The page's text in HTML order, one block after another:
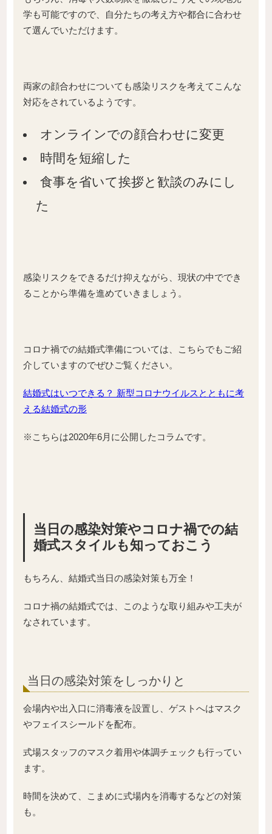
学も可能ですので、自分たちの考え方や都合に合わせ
て選んでいただけます。
両家の顔合わせについても感染リスクを考えてこんな
対応をされているようです。
オンラインでの顔合わせに変更
時間を短縮した
食事を省いて挨拶と歓談のみにし
た
感染リスクをできるだけ抑えながら、現状の中ででき
ることから準備を進めていきましょう。
コロナ禍での結婚式準備については、こちらでもご紹
介していますのでぜひご覧ください。
結婚式はいつできる？ 新型コロナウイルスとともに考
える結婚式の形
※こちらは2020年6月に公開したコラムです。
当日の感染対策やコロナ禍での結
婚式スタイルも知っておこう
もちろん、結婚式当日の感染対策も万全！
コロナ禍の結婚式では、このような取り組みや工夫が
なされています。
当日の感染対策をしっかりと
会場内や出入口に消毒液を設置し、ゲストへはマスク
やフェイスシールドを配布。
式場スタッフのマスク着用や体調チェックも行ってい
ます。
時間を決めて、こまめに式場内を消毒するなどの対策
も。